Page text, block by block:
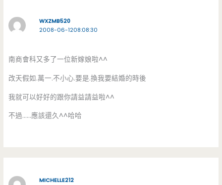
WXZMB520
2008-06-1208:08:30
南商會科又多了一位新嫁娘啦^^
改天假如.萬一.不小心.要是.換我要結婚的時後
我就可以好好的跟你請益請益啦^^
不過……應該還久^^哈哈
MICHELLE212